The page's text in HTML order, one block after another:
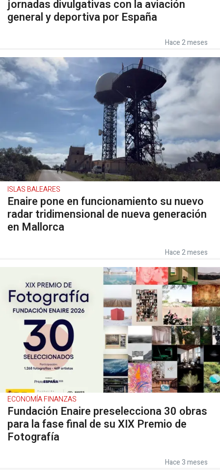
jornadas divulgativas con la aviación
general y deportiva por España
Hace 2 meses
ISLAS BALEARES
Enaire pone en funcionamiento su nuevo
radar tridimensional de nueva generación
en Mallorca
Hace 2 meses
ECONOMÍA FINANZAS
Fundación Enaire preselecciona 30 obras
para la fase final de su XIX Premio de
Fotografía
Hace 3 meses